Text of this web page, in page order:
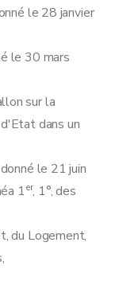
abrogatoires
le 28 janvier
le 30 mars
sur la
dans un
le 21 juin
1er, 1°, des
du Logement,